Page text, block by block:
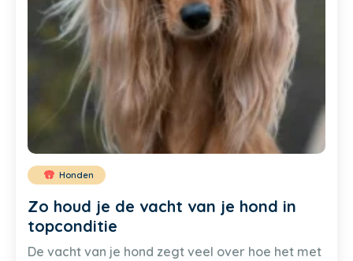
Honden
Zo houd je de vacht van je hond in
topconditie
De vacht van je hond zegt veel over hoe het met